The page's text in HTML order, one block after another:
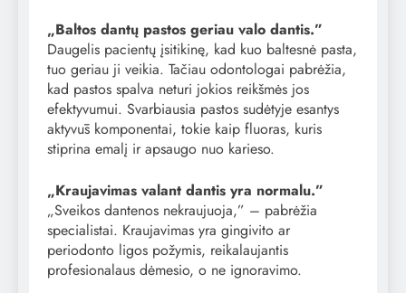
„Baltos dantų pastos geriau valo dantis.”
Daugelis pacientų įsitikinę, kad kuo baltesnė pasta,
tuo geriau ji veikia. Tačiau odontologai pabrėžia,
kad pastos spalva neturi jokios reikšmės jos
efektyvumui. Svarbiausia pastos sudėtyje esantys
aktyvūs komponentai, tokie kaip fluoras, kuris
stiprina emalį ir apsaugo nuo karieso.
„Kraujavimas valant dantis yra normalu.”
„Sveikos dantenos nekraujuoja,” – pabrėžia
specialistai. Kraujavimas yra gingivito ar
periodonto ligos požymis, reikalaujantis
profesionalaus dėmesio, o ne ignoravimo.